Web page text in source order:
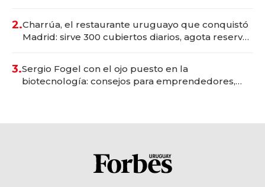
2.Charrúa, el restaurante uruguayo que conquistó
Madrid: sirve 300 cubiertos diarios, agota reservas
3.Sergio Fogel con el ojo puesto en la
biotecnología: consejos para emprendedores,